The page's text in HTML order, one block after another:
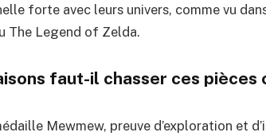
forte avec leurs univers, comme vu
The Legend of Zelda.
faut-il chasser ces pièces
Mewmew, preuve d’exploration et